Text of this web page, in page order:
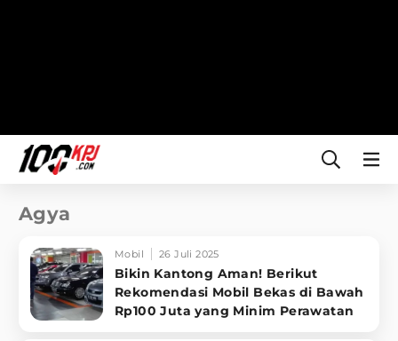
Agya
Mobil 26 Juli 2025
Bikin Kantong Aman! Berikut
Rekomendasi Mobil Bekas di Bawah
Rp100 Juta yang Minim Perawatan